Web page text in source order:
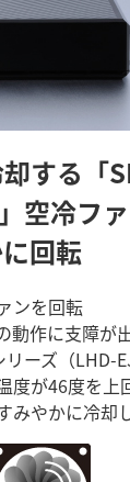
する「
空冷フ
回転
ンを回転
動作に支障が
リーズ（LHD-
度が46度を上
みやかに冷却